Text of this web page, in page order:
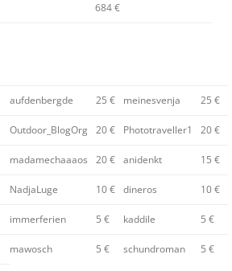
684 €
aufdenbergde 25 € meinesvenja 25 €
Outdoor_BlogOrg 20 € Phototraveller1 20 €
madamechaaaos 20 € anidenkt 15 €
NadjaLuge 10 € dineros 10 €
immerferien 5 € kaddile 5 €
mawosch 5 € schundroman 5 €